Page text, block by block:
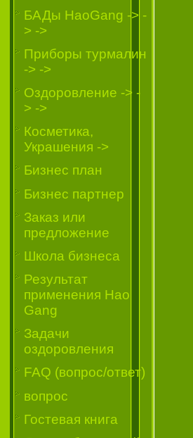
БАДы HaoGang -> -
> ->
Приборы турмалин
-> ->
Oздоровление -> -
> ->
Косметика,
Украшения ->
Бизнес план
Бизнес партнер
Заказ или
предложение
Школа бизнеса
Результат
применения Hao
Gang
Задачи
оздоровления
FAQ (вопрос/ответ)
вопрос
Гостевая книга